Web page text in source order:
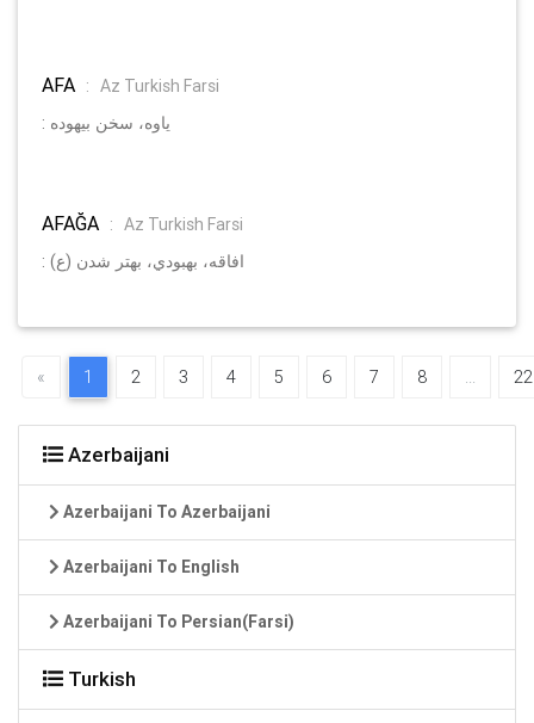
AFA : Az Turkish Farsi
: ياوه، سخن بيهوده
AFAĞA : Az Turkish Farsi
: (ع) افاقه، بهبودي، بهتر شدن
« 1 2 3 4 5 6 7 8
Azerbaijani
Azerbaijani To Azerbaijani
Azerbaijani To English
Azerbaijani To Persian(Farsi)
Turkish